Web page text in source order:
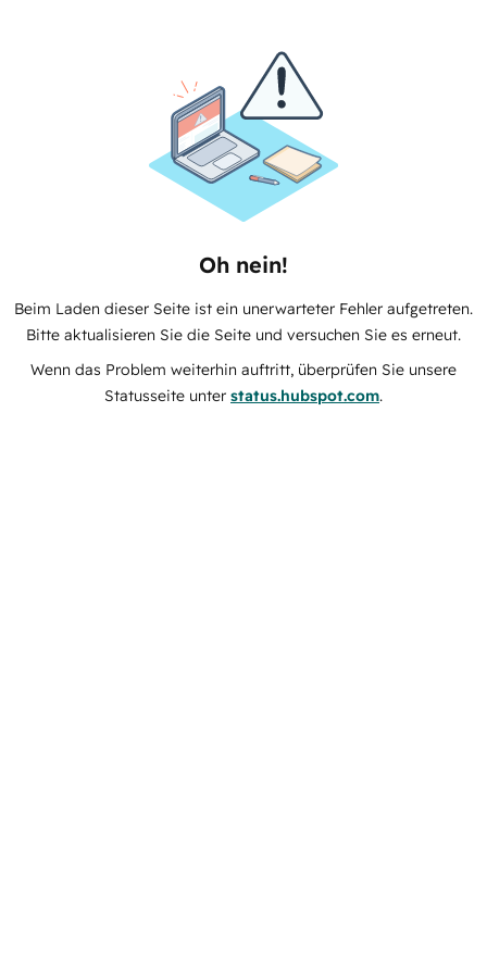
Oh nein!
Beim Laden dieser Seite ist ein unerwarteter Fehler aufgetreten.
Bitte aktualisieren Sie die Seite und versuchen Sie es erneut.
Wenn das Problem weiterhin auftritt, überprüfen Sie unsere
Statusseite unter status.hubspot.com.